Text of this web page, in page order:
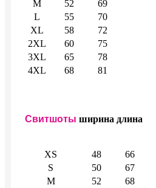
M
52
69
L
55
70
XL
58
72
2XL
60
75
3XL
65
78
4XL
68 81
Свитшоты ширина длина
XS 48
66
S
50
67
M
52
68